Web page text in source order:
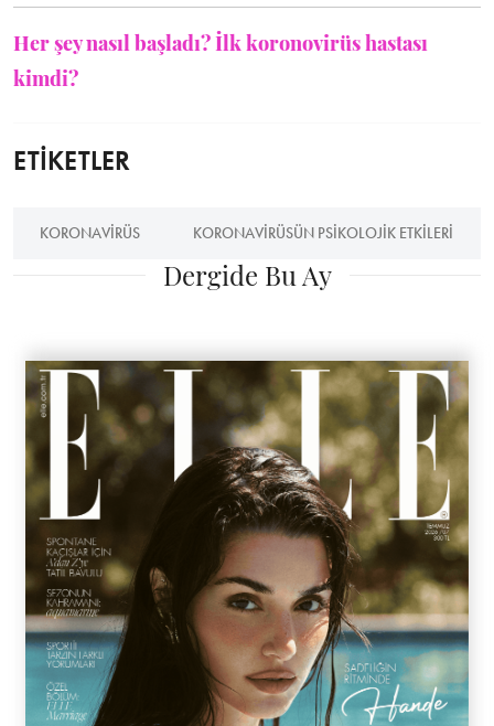
Her şey nasıl başladı? İlk koronovirüs hastası
kimdi?
ETİKETLER
KORONAVIRÜS KORONAVIRÜSÜN PSIKOLOJIK ETKILERI
Dergide Bu Ay